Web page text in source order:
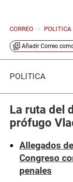
CORREO > POLITICA
Añadir Correo
POLÍTICA
La ruta del
prófugo
Allegados
Congreso
penales